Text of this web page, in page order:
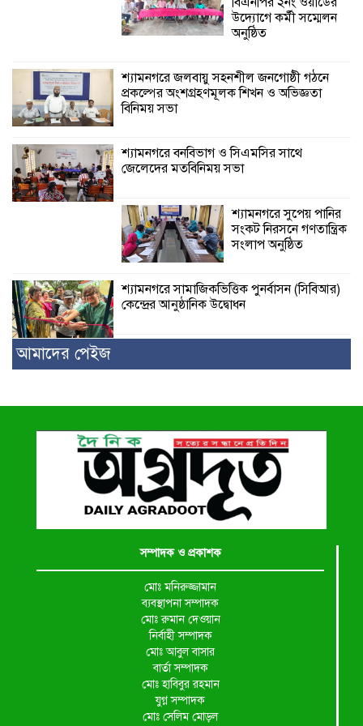
উদ্যোগে কর্মী সম্মেলন
অনুষ্ঠিত
শ্যামনগরে জলবায়ু সহনশীল জনগোষ্ঠী গঠনে
প্রকল্পের অংশগ্রহণমূলক শিখন ও অভিজ্ঞতা
বিনিময় সভা
শ্যামনগরে বনবিভাগ ও সিএমসির সাথে
জেলেদের মতবিনিময় সভা
শ্যামনগরে সুপেয় পানির
সংকট নিরসনে গণতান্ত্রিক
সংলাপ অনুষ্ঠিত
শ্যামনগরে সামাজিকভিত্তিক পুনর্বাসন (সিবিআর)
কেন্দ্রের আনুষ্ঠানিক উদ্বোধন
আমাদের পেইজ
সম্পাদক ও প্রকাশক
মোঃ মনিরুজ্জামান
ব্যবস্থাপনা সম্পাদক
মোঃ রুমান দেওয়ান
নির্বাহী সম্পাদক
মোঃ আবুল বাসার
বার্তা সম্পাদক
মোঃ হাবিবুর রহমান
যুগ্ন সম্পাদক
মোঃ সেলিম মোড়ল